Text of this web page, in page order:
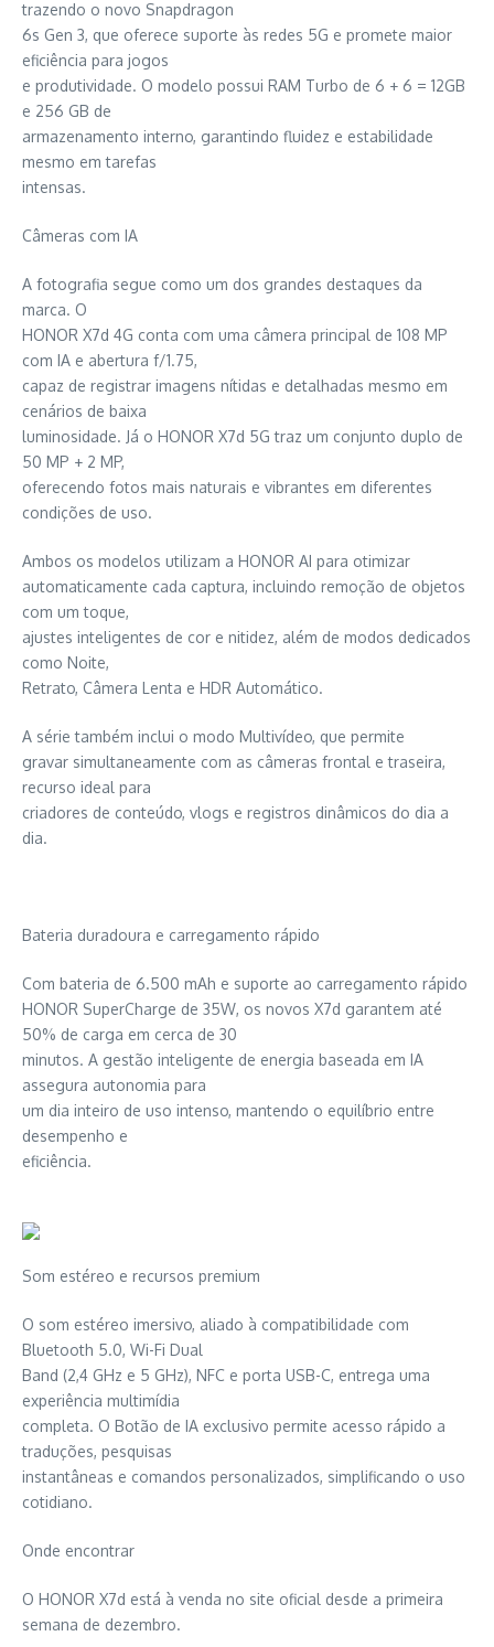
trazendo o novo Snapdragon
6s Gen 3, que oferece suporte às redes 5G e promete maior
eficiência para jogos
e produtividade. O modelo possui RAM Turbo de 6 + 6 = 12GB
e 256 GB de
armazenamento interno, garantindo fluidez e estabilidade
mesmo em tarefas
intensas.
Câmeras com IA
A fotografia segue como um dos grandes destaques da
marca. O
HONOR X7d 4G conta com uma câmera principal de 108 MP
com IA e abertura f/1.75,
capaz de registrar imagens nítidas e detalhadas mesmo em
cenários de baixa
luminosidade. Já o HONOR X7d 5G traz um conjunto duplo de
50 MP + 2 MP,
oferecendo fotos mais naturais e vibrantes em diferentes
condições de uso.
Ambos os modelos utilizam a HONOR AI para otimizar
automaticamente cada captura, incluindo remoção de objetos
com um toque,
ajustes inteligentes de cor e nitidez, além de modos dedicados
como Noite,
Retrato, Câmera Lenta e HDR Automático.
A série também inclui o modo Multivídeo, que permite
gravar simultaneamente com as câmeras frontal e traseira,
recurso ideal para
criadores de conteúdo, vlogs e registros dinâmicos do dia a
dia.
Bateria duradoura e carregamento rápido
Com bateria de 6.500 mAh e suporte ao carregamento rápido
HONOR SuperCharge de 35W, os novos X7d garantem até
50% de carga em cerca de 30
minutos. A gestão inteligente de energia baseada em IA
assegura autonomia para
um dia inteiro de uso intenso, mantendo o equilíbrio entre
desempenho e
eficiência.
Som estéreo e recursos premium
O som estéreo imersivo, aliado à compatibilidade com
Bluetooth 5.0, Wi-Fi Dual
Band (2,4 GHz e 5 GHz), NFC e porta USB-C, entrega uma
experiência multimídia
completa. O Botão de IA exclusivo permite acesso rápido a
traduções, pesquisas
instantâneas e comandos personalizados, simplificando o uso
cotidiano.
Onde encontrar
O HONOR X7d está à venda no site oficial desde a primeira
semana de dezembro.